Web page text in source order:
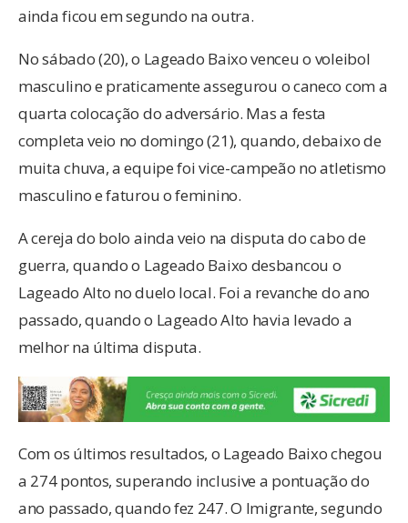
ainda ficou em segundo na outra.
No sábado (20), o Lageado Baixo venceu o voleibol
masculino e praticamente assegurou o caneco com a
quarta colocação do adversário. Mas a festa
completa veio no domingo (21), quando, debaixo de
muita chuva, a equipe foi vice-campeão no atletismo
masculino e faturou o feminino.
A cereja do bolo ainda veio na disputa do cabo de
guerra, quando o Lageado Baixo desbancou o
Lageado Alto no duelo local. Foi a revanche do ano
passado, quando o Lageado Alto havia levado a
melhor na última disputa.
Com os últimos resultados, o Lageado Baixo chegou
a 274 pontos, superando inclusive a pontuação do
ano passado, quando fez 247. O Imigrante, segundo